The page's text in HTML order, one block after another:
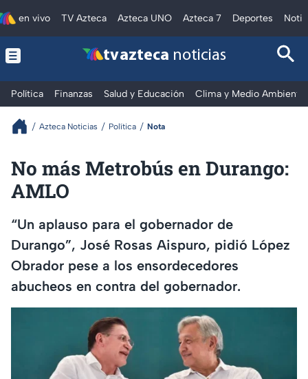
en vivo TV Azteca Azteca UNO Azteca 7 Deportes
tv azteca noticias
Política Finanzas Salud y Educación Clima y Medio Ambiente
Azteca Noticias Política Nota
No más Metrobús en Durango:
AMLO
“Un aplauso para el gobernador de
Durango”, José Rosas Aispuro, pidió López
Obrador pese a los ensordecedores
abucheos en contra del gobernador.